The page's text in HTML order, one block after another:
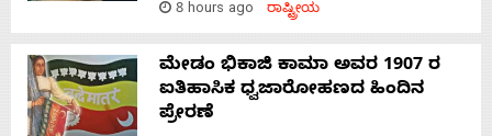
8 hours ago ರಾಷ್ಟ್ರೀಯ
ಮೇಡಂ ಭಿಕಾಜಿ ಕಾಮಾ ಅವರ 1907 ರ
ಐತಿಹಾಸಿಕ ಧ್ವಜಾರೋಹಣದ ಹಿಂದಿನ
ಪ್ರೇರಣೆ